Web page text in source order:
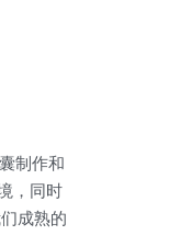
制作和
，同时
成熟的